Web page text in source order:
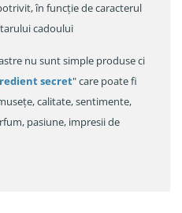
în funcție de caracterul
cadoului
nu sunt simple produse ci
secret" care poate fi
calitate, sentimente,
pasiune, impresii de